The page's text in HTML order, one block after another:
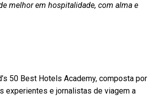
melhor em hospitalidade, com alma e
50 Best Hotels Academy, composta por
experientes e jornalistas de viagem a